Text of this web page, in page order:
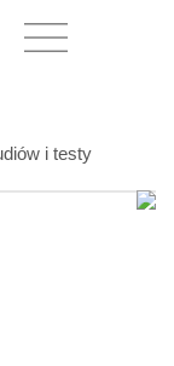
i testy